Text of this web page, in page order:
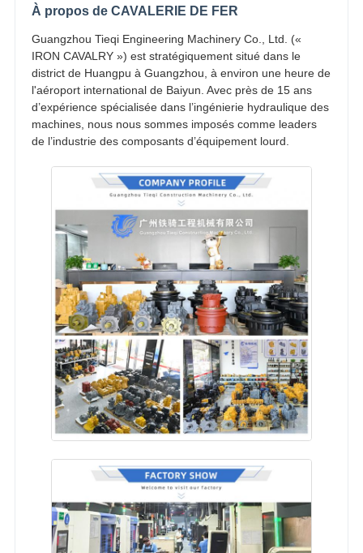
À propos de CAVALERIE DE FER
Guangzhou Tieqi Engineering Machinery Co., Ltd. («
IRON CAVALRY ») est stratégiquement situé dans le
district de Huangpu à Guangzhou, à environ une heure de
l'aéroport international de Baiyun. Avec près de 15 ans
d’expérience spécialisée dans l’ingénierie hydraulique des
machines, nous nous sommes imposés comme leaders
de l’industrie des composants d’équipement lourd.